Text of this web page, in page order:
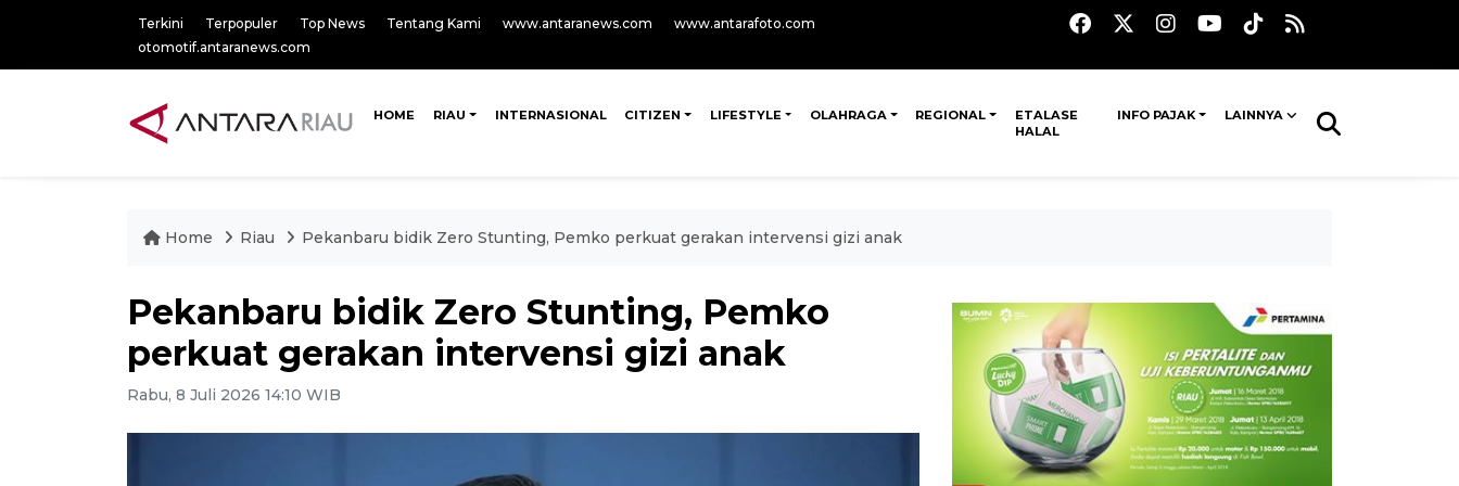
Terkini Terpopuler Top News Tentang Kami www.antaranews.com
www.antarafoto.com
otomotif.antaranews.com
HOME RIAU INTERNASIONAL CITIZEN LIFESTYLE OLAHRAGA REGIONAL
ETALASE
HALAL
INFO PAJAK LAINNYA
Home Riau Pekanbaru bidik Zero Stunting, Pemko perkuat gerakan intervensi gizi anak
Pekanbaru bidik Zero Stunting, Pemko
perkuat gerakan intervensi gizi anak
Rabu, 8 Juli 2026 14:10 WIB